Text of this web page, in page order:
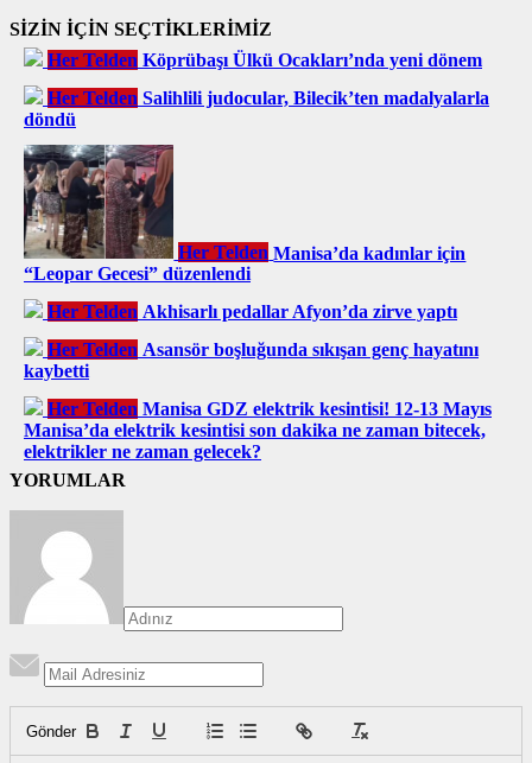
SİZİN İÇİN SEÇTİKLERİMİZ
Her Telden Köprübaşı Ülkü Ocakları’nda yeni dönem
Her Telden Salihlili judocular, Bilecik’ten madalyalarla
döndü
Her Telden Manisa’da kadınlar için
“Leopar Gecesi” düzenlendi
Her Telden Akhisarlı pedallar Afyon’da zirve yaptı
Her Telden Asansör boşluğunda sıkışan genç hayatını
kaybetti
Her Telden Manisa GDZ elektrik kesintisi! 12-13 Mayıs
Manisa’da elektrik kesintisi son dakika ne zaman bitecek,
elektrikler ne zaman gelecek?
YORUMLAR
Gönder